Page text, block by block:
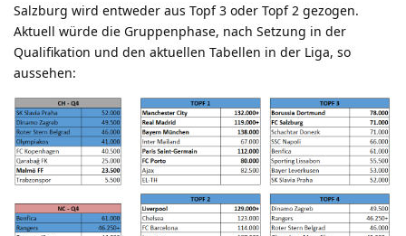
Salzburg wird entweder aus Topf 3 oder Topf 2 gezogen.
Aktuell würde die Gruppenphase, nach Setzung in der
Qualifikation und den aktuellen Tabellen in der Liga, so
aussehen: